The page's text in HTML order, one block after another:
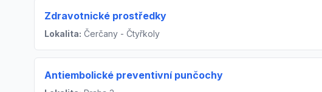
Zdravotnické prostředky
Lokalita: Čerčany - Čtyřkoly
Antiembolické preventivní punčochy